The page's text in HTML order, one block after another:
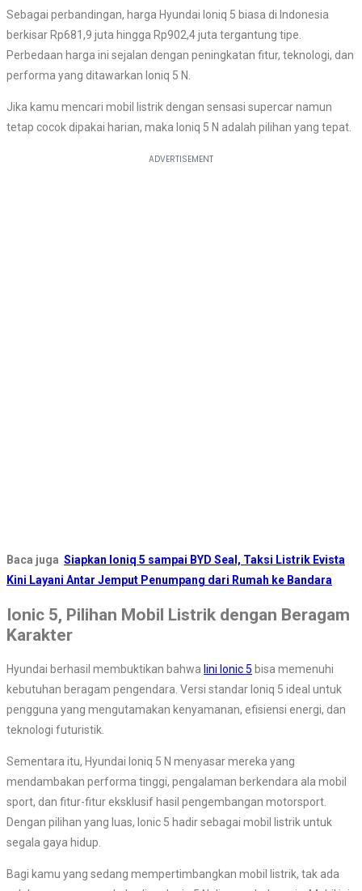
Sebagai perbandingan, harga Hyundai Ioniq 5 biasa di Indonesia
berkisar Rp681,9 juta hingga Rp902,4 juta tergantung tipe.
Perbedaan harga ini sejalan dengan peningkatan fitur, teknologi, dan
performa yang ditawarkan Ioniq 5 N.
Jika kamu mencari mobil listrik dengan sensasi supercar namun
tetap cocok dipakai harian, maka Ioniq 5 N adalah pilihan yang tepat.
Baca juga Siapkan Ioniq 5 sampai BYD Seal, Taksi Listrik Evista
Kini Layani Antar Jemput Penumpang dari Rumah ke Bandara
Ionic 5, Pilihan Mobil Listrik dengan Beragam
Karakter
Hyundai berhasil membuktikan bahwa lini Ionic 5 bisa memenuhi
kebutuhan beragam pengendara. Versi standar Ioniq 5 ideal untuk
pengguna yang mengutamakan kenyamanan, efisiensi energi, dan
teknologi futuristik.
Sementara itu, Hyundai Ioniq 5 N menyasar mereka yang
mendambakan performa tinggi, pengalaman berkendara ala mobil
sport, dan fitur-fitur eksklusif hasil pengembangan motorsport.
Dengan pilihan yang luas, Ionic 5 hadir sebagai mobil listrik untuk
segala gaya hidup.
Bagi kamu yang sedang mempertimbangkan mobil listrik, tak ada